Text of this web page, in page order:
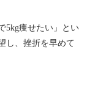
5kg痩せたい」とい
し、挫折を早めて